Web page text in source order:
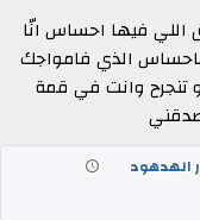
فيها احساس انّا
باحساس الذي فامواجك
تنجرح وانت في قمة
الهدهود